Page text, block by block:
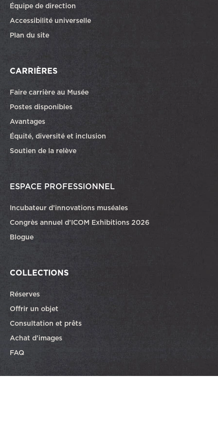
Équipe de direction
Accessibilité universelle
Plan du site
CARRIÈRES
Faire carrière au Musée
Postes disponiblesCe lien ouvrira dans une autre fenêtre
Avantages
Équité, diversité et inclusion
Soutien de la relève
ESPACE PROFESSIONNEL
Incubateur d’innovations muséales
Congrès annuel d’ICOM Exhibitions 2026
Blogue
COLLECTIONS
Réserves
Offrir un objet
Consultation et prêts
Achat d’images
FAQ